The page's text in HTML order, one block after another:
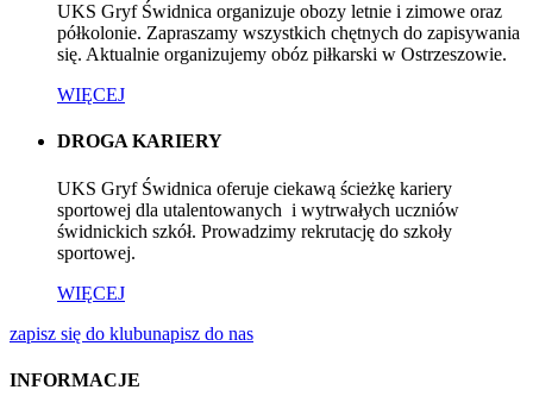
UKS Gryf Świdnica organizuje obozy letnie i zimowe oraz
półkolonie. Zapraszamy wszystkich chętnych do zapisywania
się. Aktualnie organizujemy obóz piłkarski w Ostrzeszowie.
WIĘCEJ
DROGA KARIERY
UKS Gryf Świdnica oferuje ciekawą ścieżkę kariery
sportowej dla utalentowanych i wytrwałych uczniów
świdnickich szkół. Prowadzimy rekrutację do szkoły
sportowej.
WIĘCEJ
zapisz się do klubunapisz do nas
INFORMACJE